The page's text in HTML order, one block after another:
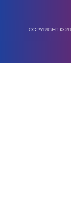
COPYRIGHT ©